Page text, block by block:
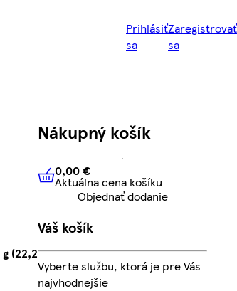
Prihlásiť
sa
Zaregistrovať
sa
(22,2
Nákupný košík
0,00 € Aktuálna cena košíku
0,00 €
Aktuálna cena košíku
Objednať dodanie
Váš košík
Vyberte službu, ktorá je pre Vás
najvhodnejšie